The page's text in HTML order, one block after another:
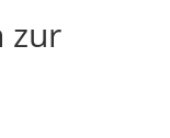
zur